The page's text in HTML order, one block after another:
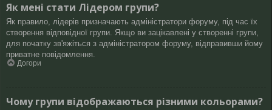
Як мені стати Лідером групи?
Як правило, лідерів призначають адміністратори форуму, під час їх
створення відповідної групи. Якщо ви зацікавлені у створенні групи,
для початку зв'яжіться з адміністратором форуму, відправивши йому
приватне повідомлення.
Догори
Чому групи відображаються різними кольорами?